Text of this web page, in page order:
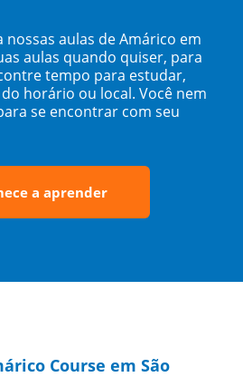
nossas aulas de Amárico em
aulas quando quiser, para
tempo para estudar,
horário ou local. Você nem
se encontrar com seu
a aprender
Course em São